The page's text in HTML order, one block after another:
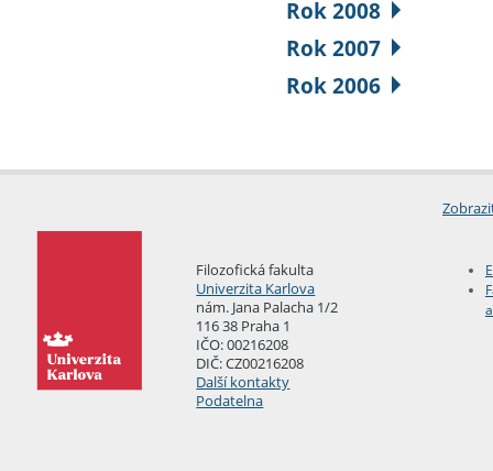
Rok 2008
Rok 2007
Rok 2006
Filozofická fakulta
Univerzita Karlova
nám. Jana Palacha 1/2
116 38 Praha 1
IČO: 00216208
DIČ: CZ00216208
Další kontakty
Podatelna